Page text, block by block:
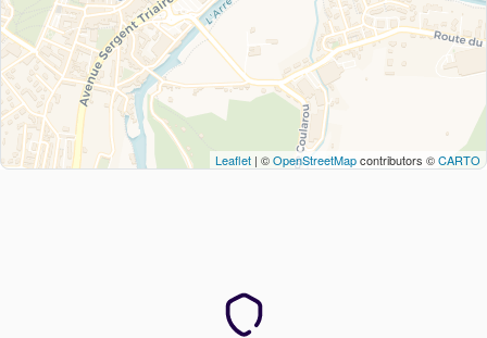
Leaflet | ©OpenStreetMapcontributors ©CARTO